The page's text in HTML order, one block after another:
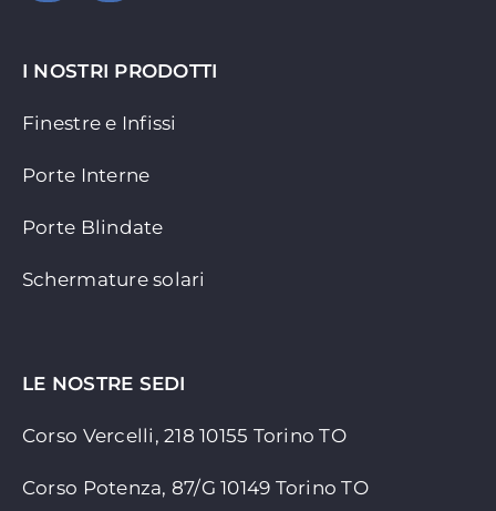
I NOSTRI PRODOTTI
Finestre e Infissi
Porte Interne
Porte Blindate
Schermature solari
LE NOSTRE SEDI
Corso Vercelli, 218 10155 Torino TO
Corso Potenza, 87/G 10149 Torino TO